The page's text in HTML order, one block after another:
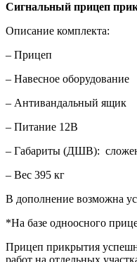
Сигнальный прицеп
Описание комплекта:
– Прицеп
– Навесное оборудование
– Антивандальный ящик
– Питание 12В
– Габариты (ДШВ):
– Вес 395 кг
В дополнение возможна
*На базе одноосного
Прицеп прикрытия